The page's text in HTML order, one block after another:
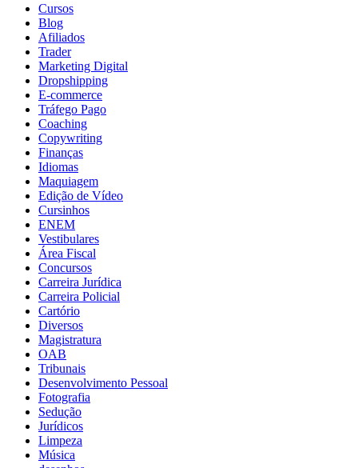
Cursos
Blog
Afiliados
Trader
Marketing Digital
Dropshipping
E-commerce
Tráfego Pago
Coaching
Copywriting
Finanças
Idiomas
Maquiagem
Edição de Vídeo
Cursinhos
ENEM
Vestibulares
Área Fiscal
Concursos
Carreira Jurídica
Carreira Policial
Cartório
Diversos
Magistratura
OAB
Tribunais
Desenvolvimento Pessoal
Fotografia
Sedução
Jurídicos
Limpeza
Música